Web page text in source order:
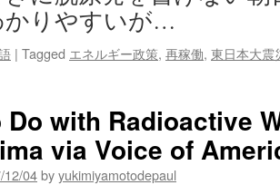
かりやすいが…
| Tagged エネルギー政策, 再稼働, 東日本大震
Do with Radioactive
via Voice of
12/04byyukimiyamotodepaul